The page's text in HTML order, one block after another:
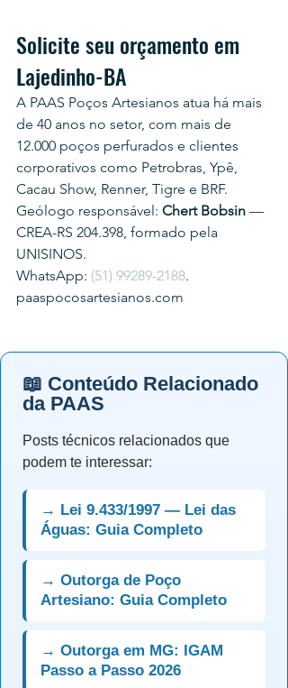
Solicite seu orçamento em
Lajedinho-BA
A PAAS Poços Artesianos atua há mais
de 40 anos no setor, com mais de
12.000 poços perfurados e clientes
corporativos como Petrobras, Ypê,
Cacau Show, Renner, Tigre e BRF.
Geólogo responsável: Chert Bobsin —
CREA-RS 204.398, formado pela
UNISINOS.
WhatsApp: (51) 99289-2188.
paaspocosartesianos.com
📖 Conteúdo Relacionado
da PAAS
Posts técnicos relacionados que
podem te interessar:
→ Lei 9.433/1997 — Lei das
Águas: Guia Completo
→ Outorga de Poço
Artesiano: Guia Completo
→ Outorga em MG: IGAM
Passo a Passo 2026